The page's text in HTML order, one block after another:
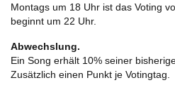
Montags um 18 Uhr ist das Voting
beginnt um 22 Uhr.
Abwechslung.
Ein Song erhält 10% seiner
Zusätzlich einen Punkt je Votingtag.